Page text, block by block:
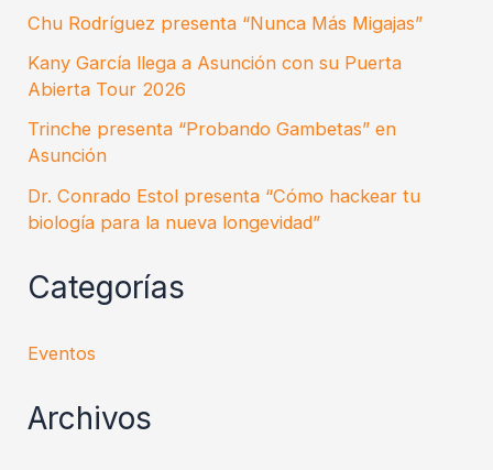
Chu Rodríguez presenta “Nunca Más Migajas”
Kany García llega a Asunción con su Puerta
Abierta Tour 2026
Trinche presenta “Probando Gambetas” en
Asunción
Dr. Conrado Estol presenta “Cómo hackear tu
biología para la nueva longevidad”
Categorías
Eventos
Archivos